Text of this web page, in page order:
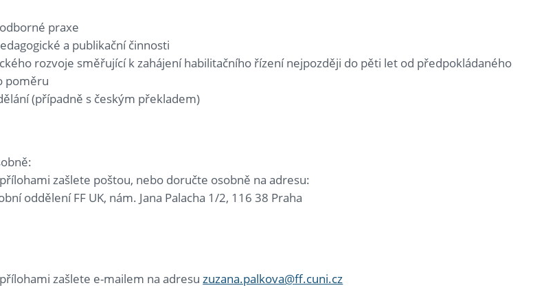
praxe
a publikační činnosti
rozvoje směřující k zahájení habilitačního řízení nejpozději do pěti let od předpokládaného
poměru
(případně s českým překladem)
zašlete poštou, nebo doručte osobně na adresu:
oddělení FF UK, nám. Jana Palacha 1/2, 116 38 Praha
zašlete e-mailem na adresuzuzana.palkova@ff.cuni.cz